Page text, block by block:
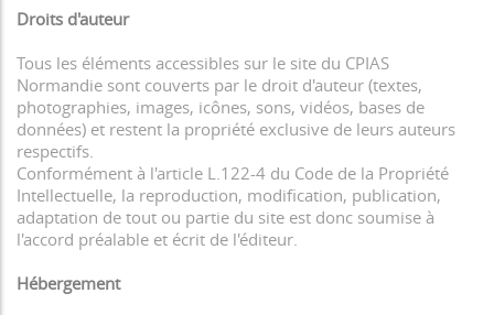
Droits d'auteur
Tous les éléments accessibles sur le site du CPIAS
Normandie sont couverts par le droit d'auteur (textes,
photographies, images, icônes, sons, vidéos, bases de
données) et restent la propriété exclusive de leurs auteurs
respectifs.
Conformément à l'article L.122-4 du Code de la Propriété
Intellectuelle, la reproduction, modification, publication,
adaptation de tout ou partie du site est donc soumise à
l'accord préalable et écrit de l'éditeur.
Hébergement